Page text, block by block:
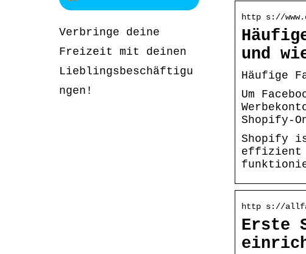
http s://
und
Häufige
Um
Shopify-
Shopify
effizient
http s://
Erste
Verbringe deine
Freizeit mit deinen
Lieblingsbeschäftigu
ngen!